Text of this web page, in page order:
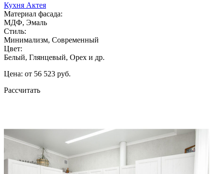
Кухня Актея
Материал фасада:
МДФ, Эмаль
Стиль:
Минимализм, Современный
Цвет:
Белый, Глянцевый, Орех и др.
Цена: от 56 523 руб.
Рассчитать